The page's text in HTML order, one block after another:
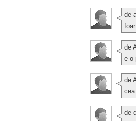
de
de
e o
de
de